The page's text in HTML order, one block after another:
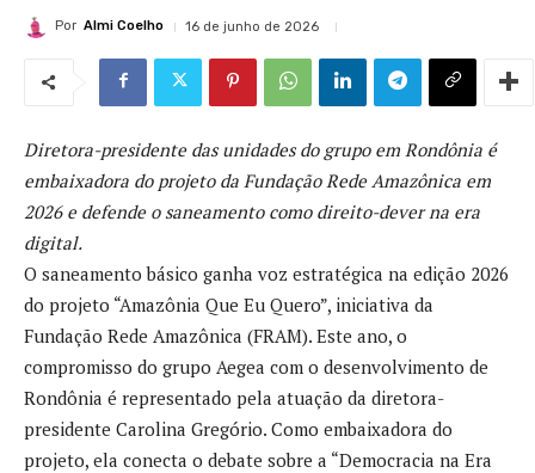
Por Almi Coelho 16 de junho de 2026
Diretora-presidente das unidades do grupo em Rondônia é
embaixadora do projeto da Fundação Rede Amazônica em
2026 e defende o saneamento como direito-dever na era
digital.
O saneamento básico ganha voz estratégica na edição 2026
do projeto “Amazônia Que Eu Quero”, iniciativa da
Fundação Rede Amazônica (FRAM). Este ano, o
compromisso do grupo Aegea com o desenvolvimento de
Rondônia é representado pela atuação da diretora-
presidente Carolina Gregório. Como embaixadora do
projeto, ela conecta o debate sobre a “Democracia na Era